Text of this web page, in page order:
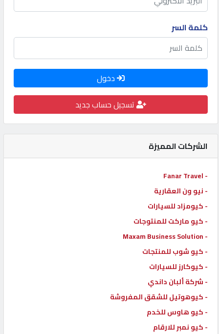
كيو
مزاد
كيو
كيو
كارز
كيو
ماركت
الدليل
القطري
POWERED
QHOST
كلمة السر
دخول
تسجيل حساب جديد
الشركات المميزة
- Fanar Travel
- نيو ون العقارية
- كيومزاد للسيارات
- كيو ماركت للمنتوجات
- Maxam Business Solution
- كيو شوب للمنتجات
- كيوكارز للسيارات
- شركة ألبان داندي
- كيوهوتيل للشقق المفروشة
- كيو هاوس للخدم
- كيو نمبر للارقام